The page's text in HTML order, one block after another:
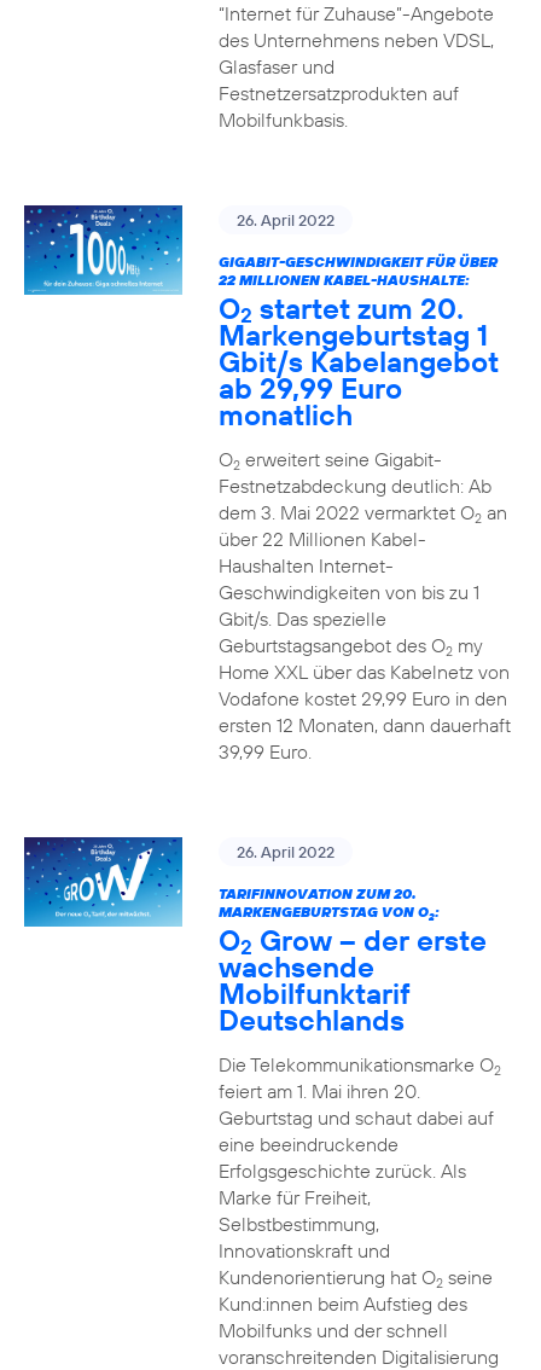
“Internet für Zuhause”-Angebote
des Unternehmens neben VDSL,
Glasfaser und
Festnetzersatzprodukten auf
Mobilfunkbasis.
26. April 2022
GIGABIT-GESCHWINDIGKEIT FÜR ÜBER
22 MILLIONEN KABEL-HAUSHALTE:
O2 startet zum 20.
Markengeburtstag 1
Gbit/s Kabelangebot
ab 29,99 Euro
monatlich
O2erweitert seine Gigabit-
Festnetzabdeckung deutlich: Ab
dem 3. Mai 2022 vermarktet O2an
über 22 Millionen Kabel-
Haushalten Internet-
Geschwindigkeiten von bis zu 1
Gbit/s. Das spezielle
Geburtstagsangebot des O2my
Home XXL über das Kabelnetz von
Vodafone kostet 29,99 Euro in den
ersten 12 Monaten, dann dauerhaft
39,99 Euro.
26. April 2022
TARIFINNOVATION ZUM 20.
MARKENGEBURTSTAG VON O2:
O2 Grow – der erste
wachsende
Mobilfunktarif
Deutschlands
Die Telekommunikationsmarke O2
feiert am 1. Mai ihren 20.
Geburtstag und schaut dabei auf
eine beeindruckende
Erfolgsgeschichte zurück. Als
Marke für Freiheit,
Selbstbestimmung,
Innovationskraft und
Kundenorientierung hat O2seine
Kund:innen beim Aufstieg des
Mobilfunks und der schnell
voranschreitenden Digitalisierung